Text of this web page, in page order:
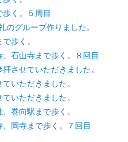
く。５周目
のグループ作りました。
歩く。
、石山寺まで歩く。８回目
させていただきました。
いただきました。
いただきました。
巻向駅まで歩く。
岡寺まで歩く。７回目